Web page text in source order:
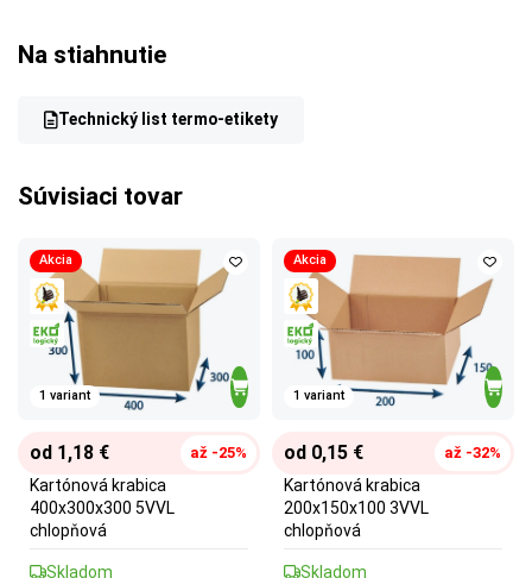
Na stiahnutie
Technický list termo-etikety
Súvisiaci tovar
Akcia
1 variant
od 1,18 € až -25%
Kartónová krabica
400x300x300 5VVL
chlopňová
Skladom
Akcia
1 variant
od 0,15 € až -32%
Kartónová krabica
200x150x100 3VVL
chlopňová
Skladom